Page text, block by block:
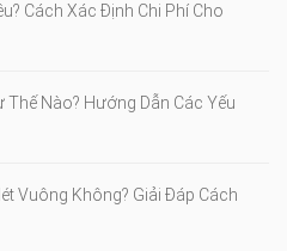
Cách Xác Định Chi Phí Cho
Thế Nào? Hướng Dẫn Các Yếu
Vuông Không? Giải Đáp Cách